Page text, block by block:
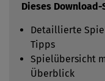
Dieses
Detaillierte
Tipps
Spielübersicht
Überblick